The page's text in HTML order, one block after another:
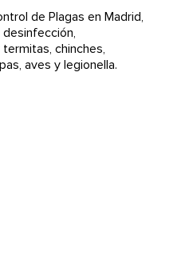
de Plagas en Madrid,
chinches,
aves y legionella.